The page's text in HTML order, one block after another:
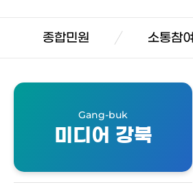
종합민원 소통참여
Gang-buk
미디어 강북